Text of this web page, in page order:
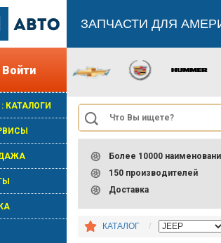
Войти
КАТАЛОГИ
ЗАПЧАСТИ ДЛЯ
Более 10000
150 производителей
Доставка
КАТАЛОГ